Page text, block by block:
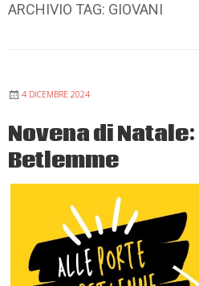
ARCHIVIO TAG: GIOVANI
4 DICEMBRE 2024
Novena di
Betlemme